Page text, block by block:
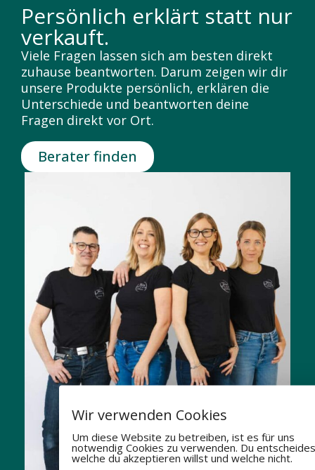
Persönlich erklärt statt nur
verkauft.
Viele Fragen lassen sich am besten direkt
zuhause beantworten. Darum zeigen wir dir
unsere Produkte persönlich, erklären die
Unterschiede und beantworten deine
Fragen direkt vor Ort.
Berater finden
Wir verwenden Cookies
Um diese Website zu betreiben, ist es für uns
notwendig Cookies zu verwenden. Du
welche du akzeptieren willst und welche nicht.